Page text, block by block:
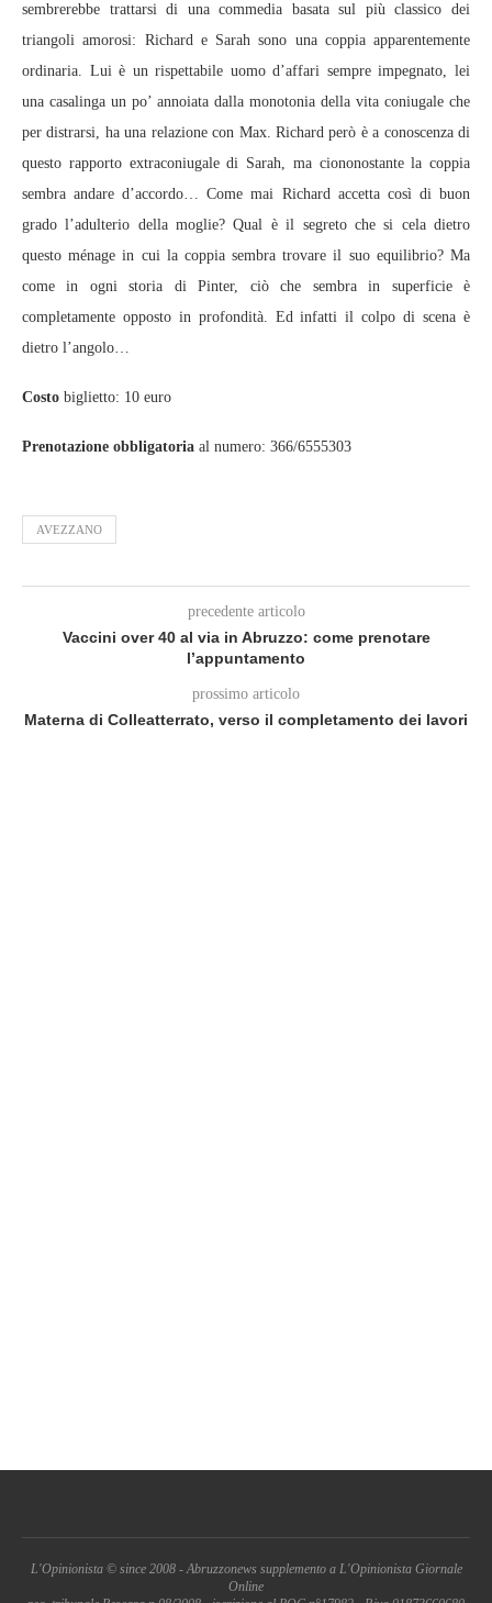
sembrerebbe trattarsi di una commedia basata sul più classico dei
triangoli amorosi: Richard e Sarah sono una coppia apparentemente
ordinaria. Lui è un rispettabile uomo d’affari sempre impegnato, lei
una casalinga un po’ annoiata dalla monotonia della vita coniugale che
per distrarsi, ha una relazione con Max. Richard però è a conoscenza di
questo rapporto extraconiugale di Sarah, ma ciononostante la coppia
sembra andare d’accordo… Come mai Richard accetta così di buon
grado l’adulterio della moglie? Qual è il segreto che si cela dietro
questo ménage in cui la coppia sembra trovare il suo equilibrio? Ma
come in ogni storia di Pinter, ciò che sembra in superficie è
completamente opposto in profondità. Ed infatti il colpo di scena è
dietro l’angolo…
Costo biglietto: 10 euro
Prenotazione obbligatoria al numero: 366/6555303
AVEZZANO
precedente articolo
Vaccini over 40 al via in Abruzzo: come prenotare
l’appuntamento
prossimo articolo
Materna di Colleatterrato, verso il completamento dei lavori
L'Opinionista © since 2008 - Abruzzonews supplemento a L'Opinionista Giornale
Online